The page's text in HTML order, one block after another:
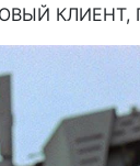
КЛИЕНТ,